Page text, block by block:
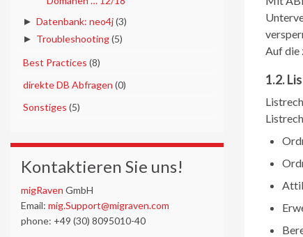
► Datenbank: neo4j(3)
► Troubleshooting(5)
Best Practices (8)
direkte DB Abfragen (0)
Sonstiges (5)
Kontaktieren Sie uns!
migRaven GmbH
Email: mig.Support@migraven.com
phone: +49 (30) 8095010-40
Auf die
1.2.